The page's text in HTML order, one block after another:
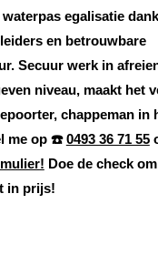
waterpas egalisatie
en betrouwbare
Secuur werk in
niveau, maakt het
chappeman in
me op ☎️0493 36 71 55
! Doe de check
in prijs!